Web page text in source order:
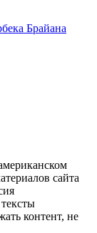
Брайана
cайта
контент, не